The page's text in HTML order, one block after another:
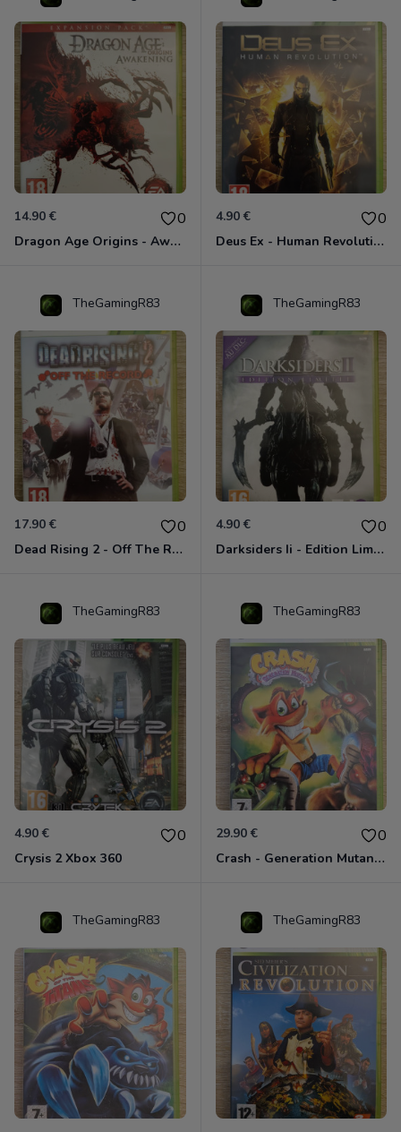
14.90 € 0
Dragon Age Origins - Awakening Xbox 360
4.90 € 0
Deus Ex - Human Revolution Xbox 360
TheGamingR83
17.90 € 0
Dead Rising 2 - Off The Record Xbox 360
TheGamingR83
4.90 € 0
Darksiders Ii - Edition Limitée Xbox 360
TheGamingR83
4.90 € 0
Crysis 2 Xbox 360
TheGamingR83
29.90 € 0
Crash - Generation Mutant Xbox 360
TheGamingR83 TheGamingR83